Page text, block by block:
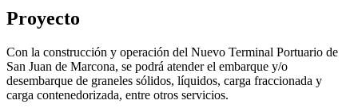
Proyecto
Con la construcción y operación del Nuevo Terminal Portuario de
San Juan de Marcona, se podrá atender el embarque y/o
desembarque de graneles sólidos, líquidos, carga fraccionada y
carga contenedorizada, entre otros servicios.